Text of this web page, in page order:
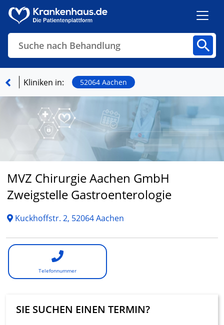
Suche nach Behandlung
Finden
Kliniken in: 52064 Aachen
MVZ Chirurgie Aachen GmbH
Zweigstelle Gastroenterologie
Kuckhoffstr. 2, 52064 Aachen
Telefonnummer
SIE SUCHEN EINEN TERMIN?